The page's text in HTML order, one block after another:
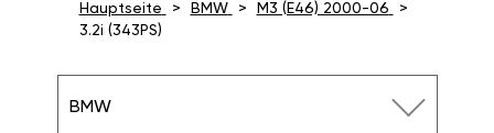
Hauptseite BMW
M3 (E46) 2000-06
3.2i (343PS)
BMW